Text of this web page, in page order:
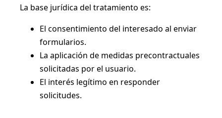
La base jurídica del tratamiento es:
El consentimiento del interesado al enviar
formularios.
La aplicación de medidas precontractuales
solicitadas por el usuario.
El interés legítimo en responder
solicitudes.